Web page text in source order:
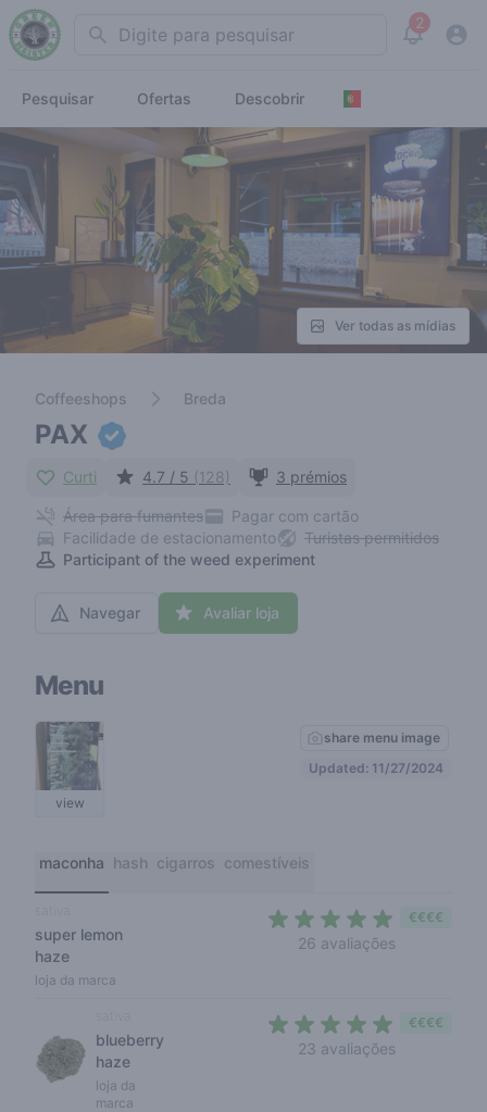
Search 2
View
Pesquisar Ofertas Descobrir
Ver todas as mídias
Coffeeshops Breda
PAX
Curti 4.7 / 5 (128) 3 prémios
Área para fumantes
Pagar com cartão
Facilidade de estacionamento
Turistas permitidos
Participant of the weed experiment
Navegar Avaliar loja
Menu
view
share menu image
Updated: 11/27/2024
maconha hash cigarros comestíveis
super lemon
haze
loja da marca
26 avaliações
€€€€
blueberry
haze
loja da
marca
23 avaliações
€€€€